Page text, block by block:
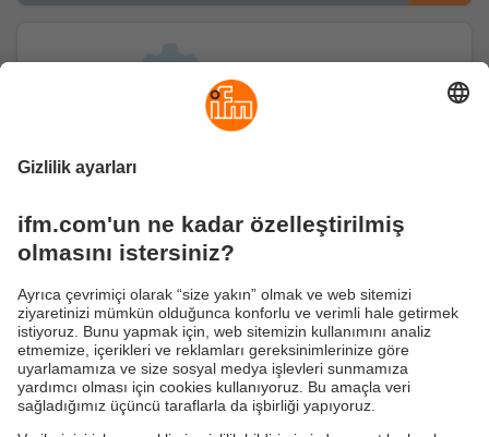
moneo IIoT Insights
moneo IIoT Insights eklentisi, prosesleri, tedarik
zincirlerini ve güvenliği optimize etmek için akıllı,
yapay zeka destekli fonksiyonlar içerir.